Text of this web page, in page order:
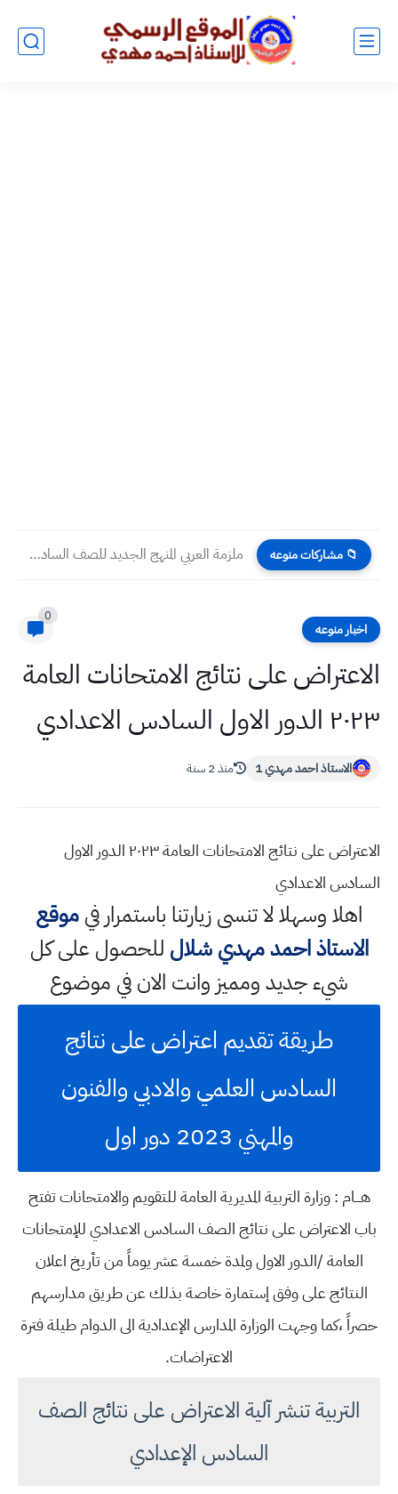
📁 مشاركات منوعه ملزمة العربي المنهج الجديد للصف السادس علمي وادبي 2023 pdf
اخبار منوعه
0
الاعتراض على نتائج الامتحانات العامة
٢٠٢٣ الدور الاول السادس الاعدادي
الاستاذ احمد مهدي 1 منذ 2 سنة
الاعتراض على نتائج الامتحانات العامة ٢٠٢٣ الدور الاول
السادس الاعدادي
اهلا وسهلالا تنسى زيارتنا باستمرار فيموقع
الاستاذ احمد مهدي شلال للحصول على كل
شيء جديد ومميز وانت الان في موضوع
طريقة تقديم اعتراض على نتائج
السادس العلمي والادبي والفنون
والمهني 2023 دور اول
هـــام : وزارة التربية المديرية العامة للتقويم والامتحانات تفتح
باب الاعتراض على نتائج الصف السادس الاعدادي للإمتحانات
العامة /الدور الاول ولمدة خمسة عشر يوماً من تأريخ اعلان
النتائج على وفق إستمارة خاصة بذلك عن طريق مدارسهم
حصراً ،كما وجهت الوزارة المدارس الإعدادية الى الدوام طيلة فترة
الاعتراضات.
التربية تنشر آلية الاعتراض على نتائج الصف
السادس الإعدادي